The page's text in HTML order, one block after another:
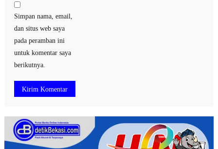
Simpan nama, email,
dan situs web saya
pada peramban ini
untuk komentar saya
berikutnya.